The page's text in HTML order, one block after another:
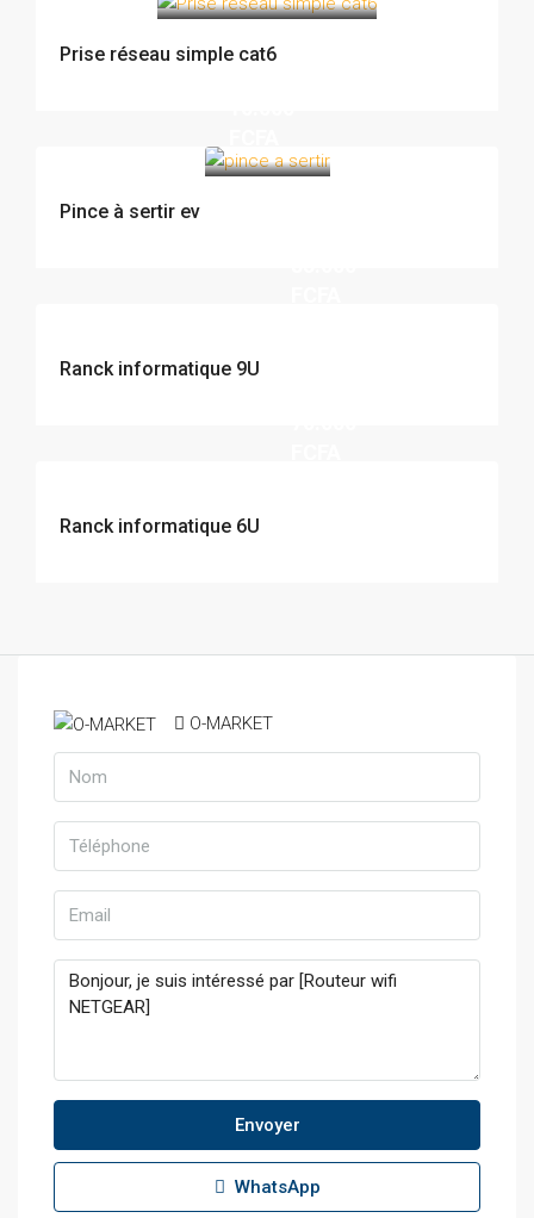
Prise réseau simple cat6
Pince à sertir ev
Ranck informatique 9U
Ranck informatique 6U
O-MARKET
Envoyer
WhatsApp